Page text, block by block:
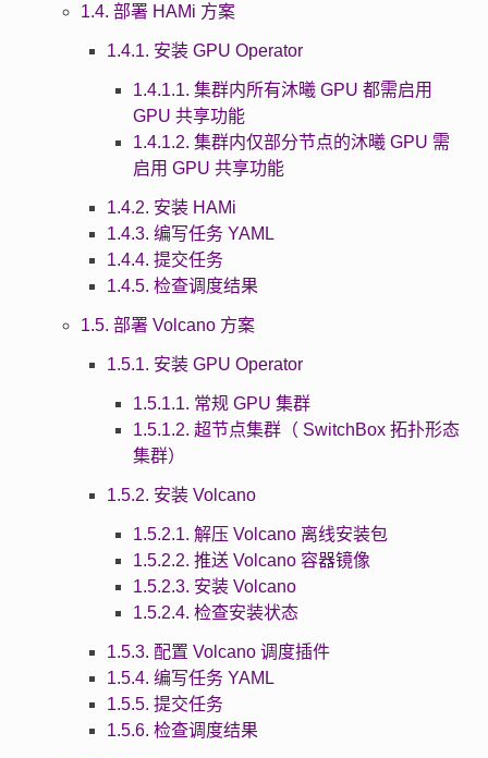
1.4. 部署 HAMi 方案
1.4.1. 安装 GPU Operator
1.4.1.1. 集群内所有沐曦 GPU 都需启用
GPU 共享功能
1.4.1.2. 集群内仅部分节点的沐曦 GPU 需
启用 GPU 共享功能
1.4.2. 安装 HAMi
1.4.3. 编写任务 YAML
1.4.4. 提交任务
1.4.5. 检查调度结果
1.5. 部署 Volcano 方案
1.5.1. 安装 GPU Operator
1.5.1.1. 常规 GPU 集群
1.5.1.2. 超节点集群（ SwitchBox 拓扑形态
集群）
1.5.2. 安装 Volcano
1.5.2.1. 解压 Volcano 离线安装包
1.5.2.2. 推送 Volcano 容器镜像
1.5.2.3. 安装 Volcano
1.5.2.4. 检查安装状态
1.5.3. 配置 Volcano 调度插件
1.5.4. 编写任务 YAML
1.5.5. 提交任务
1.5.6. 检查调度结果